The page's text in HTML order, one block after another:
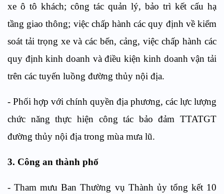
xe ô tô khách; công tác quản lý, bảo trì kết cấu hạ
tầng giao thông; việc chấp hành các quy định về kiểm
soát tải trọng xe và các bến, cảng, việc chấp hành các
quy định kinh doanh và điều kiện kinh doanh vận tải
trên các tuyến luồng đường thủy nội địa.
- Phối hợp với chính quyền địa phương, các lực lượng
chức năng thực hiện công tác bảo đảm TTATGT
đường thủy nội địa trong mùa mưa lũ.
3. Công an thành phố
- Tham mưu Ban Thường vụ Thành ủy tổng kết 10